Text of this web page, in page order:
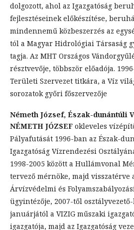
dolgozott, ahol az Igazgatóság
fejlesztéseinek előkészítése,
mindennemű közbeszerzés az
tól a Magyar Hidrológiai Társaság
tagja. Az MHT Országos
résztvevője, többször előadója.
Területi Szervezet titkára, a Víz
sorozatok győri főszervezője
Németh József, Észak-dunántúli
NÉMETH JÓZSEF okleveles
Pályafutását 1996-ban az Észak-
Igazgatóság Vízrendezési
1998-2005 között a Hullámvonal
tervező mérnöke, majd visszatérve
Árvízvédelmi és
ügyintézője, 2007-től
januárjától a VIZIG műszaki
igazgatója, majd az Igazgatóság